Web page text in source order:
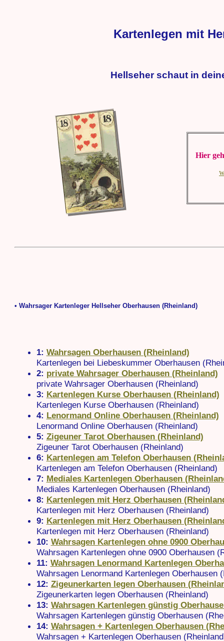
Kartenlegen mit
Hellseher schaut in
Hier
• Wahrsager Kartenleger Hellseher Oberhausen (Rheinland)
1: Wahrsagen Oberhausen (Rheinland)
Kartenlegen bei Liebeskummer Oberhausen
2: private Wahrsager Oberhausen (Rheinland)
private Wahrsager Oberhausen (Rheinland)
3: Kartenlegen Kurse Oberhausen (Rheinland)
Kartenlegen Kurse Oberhausen (Rheinland)
4: Lenormand Online Oberhausen (Rheinland)
Lenormand Online Oberhausen (Rheinland)
5: Zigeuner Tarot Oberhausen (Rheinland)
Zigeuner Tarot Oberhausen (Rheinland)
6: Kartenlegen am Telefon Oberhausen
Kartenlegen am Telefon Oberhausen (Rheinland)
7: Mediales Kartenlegen Oberhausen
Mediales Kartenlegen Oberhausen (Rheinland)
8: Kartenlegen mit Herz Oberhausen
Kartenlegen mit Herz Oberhausen (Rheinland)
9: Kartenlegen mit Herz Oberhausen
Kartenlegen mit Herz Oberhausen (Rheinland)
10: Wahrsagen Kartenlegen ohne 0900
Wahrsagen Kartenlegen ohne 0900 Oberhausen
11: Wahrsagen Lenormand Kartenlegen
Wahrsagen Lenormand Kartenlegen Oberhausen
12: Zigeunerkarten legen Oberhausen
Zigeunerkarten legen Oberhausen (Rheinland)
13: Wahrsagen Kartenlegen günstig
Wahrsagen Kartenlegen günstig Oberhausen
14: Wahrsagen + Kartenlegen Oberhausen
Wahrsagen + Kartenlegen Oberhausen